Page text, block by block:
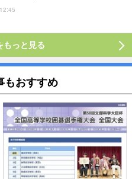
もっと見る
もおすすめ